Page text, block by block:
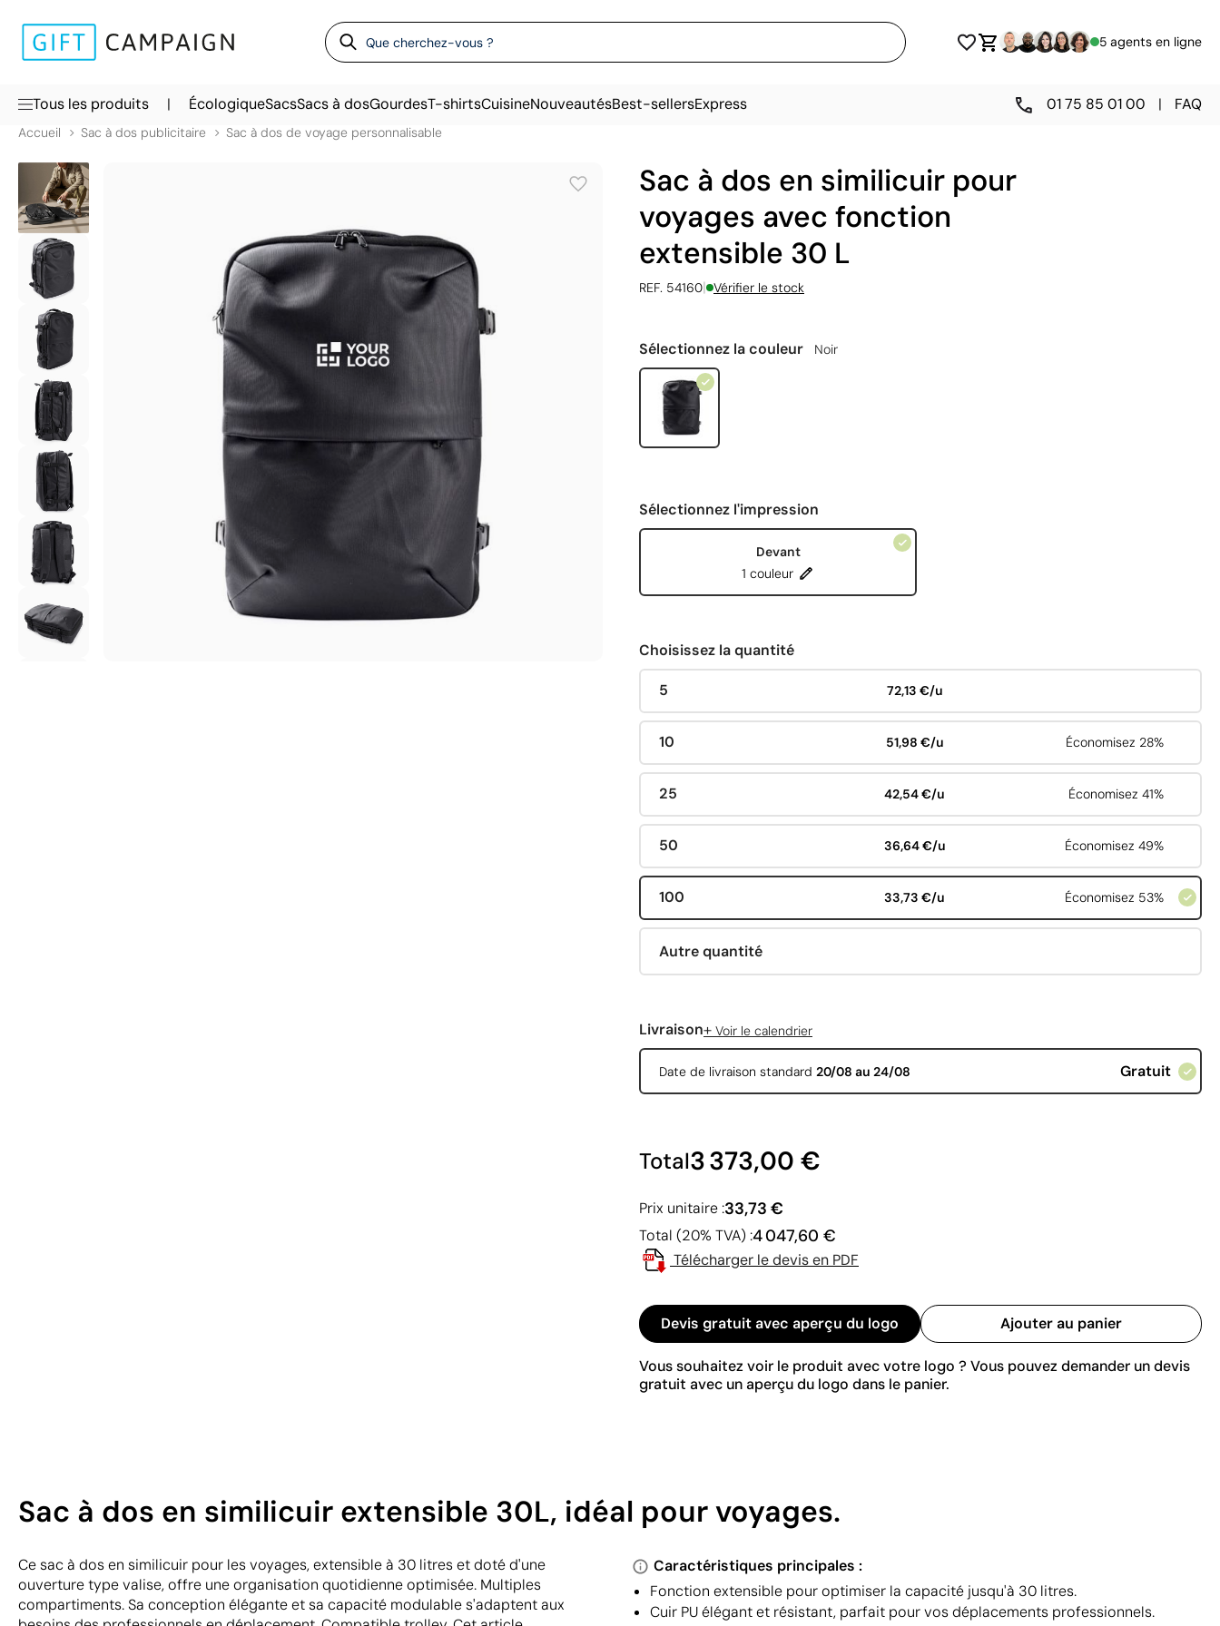
5 agents en ligne
Tous les produits | ÉcologiqueSacsSacs à dosGourdesT-shirtsCuisineNouveautésBest-sellersExpress 01 75 85 01 00 | FAQ
Accueil Sac à dos publicitaire Sac à dos de voyage personnalisable
Sac à dos en similicuir pour
voyages avec fonction
extensible 30 L
REF. 54160| Vérifier le stock
Sélectionnez la couleur Noir
Sélectionnez l'impression
Devant
1 couleur
Choisissez la quantité
5 72,13 €/u
10 51,98 €/u Économisez 28%
25 42,54 €/u Économisez 41%
50 36,64 €/u Économisez 49%
100 33,73 €/u Économisez 53%
Autre quantité
Livraison+ Voir le calendrier
Date de livraison standard 20/08 au 24/08 Gratuit
Total3 373,00 €
Prix unitaire :33,73 €
Total (20% TVA) :4 047,60 €
Télécharger le devis en PDF
Devis gratuit avec aperçu du logo Ajouter au panier
Vous souhaitez voir le produit avec votre logo ? Vous pouvez demander un devis
gratuit avec un aperçu du logo dans le panier.
Sac à dos en similicuir extensible 30L, idéal pour voyages.
Ce sac à dos en similicuir pour les voyages, extensible à 30 litres et doté d'une
ouverture type valise, offre une organisation quotidienne optimisée. Multiples
compartiments. Sa conception élégante et sa capacité modulable s'adaptent aux
Caractéristiques principales :
Fonction extensible pour optimiser la capacité jusqu'à 30 litres.
Cuir PU élégant et résistant, parfait pour vos déplacements professionnels.